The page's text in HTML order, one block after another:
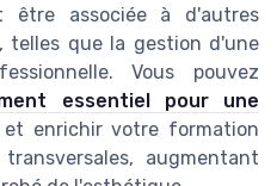
être associée à d'autres
telles que la gestion d'une
Vous pouvez
essentiel pour une
et enrichir votre formation
augmentant